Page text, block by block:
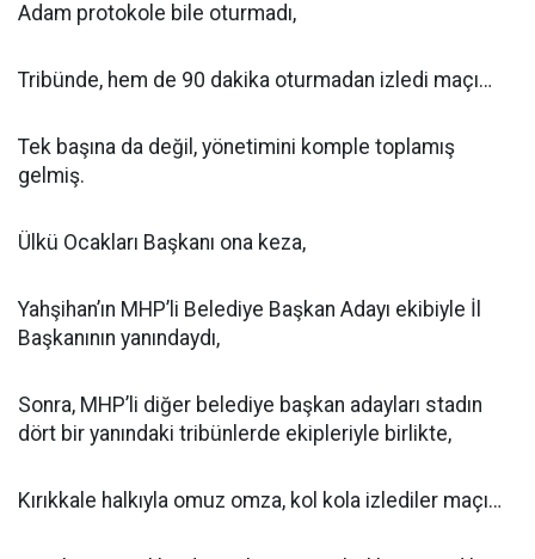
Adam protokole bile oturmadı,
Tribünde, hem de 90 dakika oturmadan izledi maçı…
Tek başına da değil, yönetimini komple toplamış
gelmiş.
Ülkü Ocakları Başkanı ona keza,
Yahşihan’ın MHP’li Belediye Başkan Adayı ekibiyle İl
Başkanının yanındaydı,
Sonra, MHP’li diğer belediye başkan adayları stadın
dört bir yanındaki tribünlerde ekipleriyle birlikte,
Kırıkkale halkıyla omuz omza, kol kola izlediler maçı…